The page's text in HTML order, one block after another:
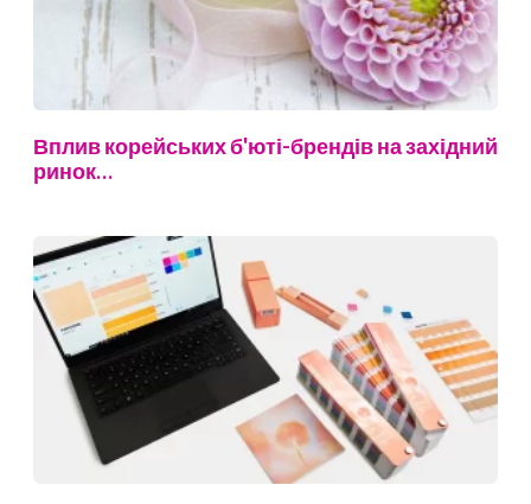
Вплив корейських б'юті-брендів на західний
ринок…